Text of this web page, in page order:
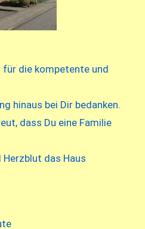
die kompetente und
hinaus bei Dir bedanken.
dass Du eine Familie
das Haus